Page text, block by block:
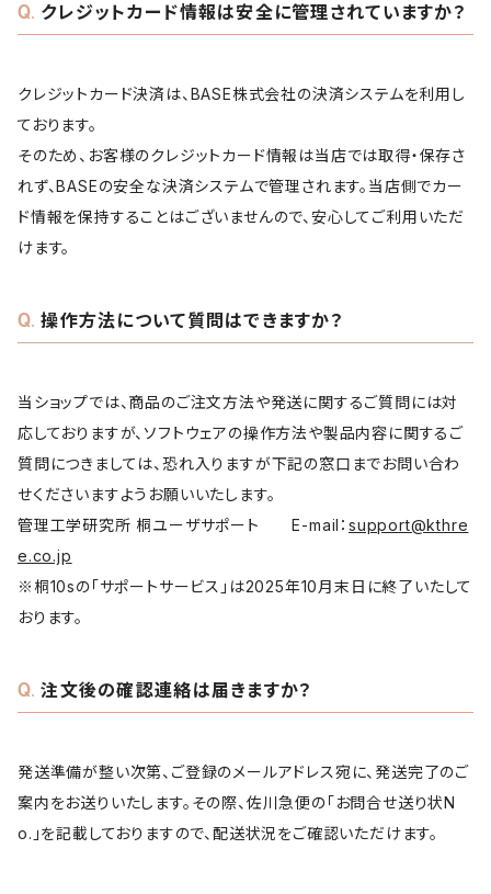
クレジットカード情報は安全に管理されていますか？
クレジットカード決済は、BASE株式会社の決済システムを利用し
ております。
そのため、お客様のクレジットカード情報は当店では取得・保存さ
れず、BASEの安全な決済システムで管理されます。当店側でカー
ド情報を保持することはございませんので、安心してご利用いただ
けます。
操作方法について質問はできますか？
当ショップでは、商品のご注文方法や発送に関するご質問には対
応しておりますが、ソフトウェアの操作方法や製品内容に関するご
質問につきましては、恐れ入りますが下記の窓口までお問い合わ
せくださいますようお願いいたします。
管理工学研究所 桐ユーザサポート E-mail： support@kthre
e.co.jp
※桐10sの「サポートサービス」は2025年10月末日に終了いたして
おります。
注文後の確認連絡は届きますか？
発送準備が整い次第、ご登録のメールアドレス宛に、発送完了のご
案内をお送りいたします。その際、佐川急便の「お問合せ送り状N
o.」を記載しておりますので、配送状況をご確認いただけます。